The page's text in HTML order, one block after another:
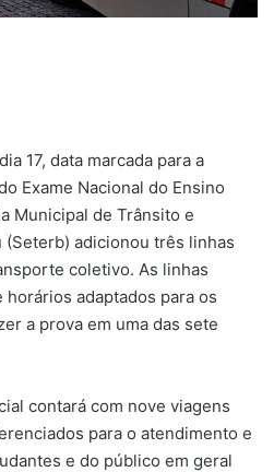
17, data marcada para a
Exame Nacional do Ensino
Municipal de Trânsito e
adicionou três linhas
coletivo. As linhas
adaptados para os
a prova em uma das sete
contará com nove viagens
para o atendimento e
e do público em geral